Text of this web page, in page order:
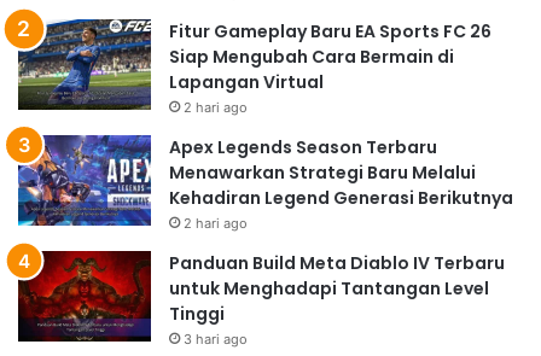
Fitur Gameplay Baru EA Sports FC 26
Siap Mengubah Cara Bermain di
Lapangan Virtual
2 hari ago
Apex Legends Season Terbaru
Menawarkan Strategi Baru Melalui
Kehadiran Legend Generasi Berikutnya
2 hari ago
Panduan Build Meta Diablo IV Terbaru
untuk Menghadapi Tantangan Level
Tinggi
3 hari ago